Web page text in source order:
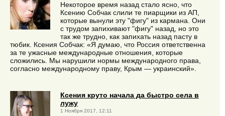
Некоторое время назад стало ясно, что
Ксению Собчак слили те пиарщики из АП,
которые вынули эту "фигу" из кармана. Они
с трудом запихивают "фигу" назад, но это
так же трудно, как запихать назад пасту в
тюбик. Ксения Собчак: «Я думаю, что Россия ответственна
за те ужасные международные отношения, которые
сложились. Мы нарушили нормы международного права,
согласно международному праву, Крым — украинский».
Ксения круто начала да быстро села в
лужу
1 Ноября 2017, 12:11